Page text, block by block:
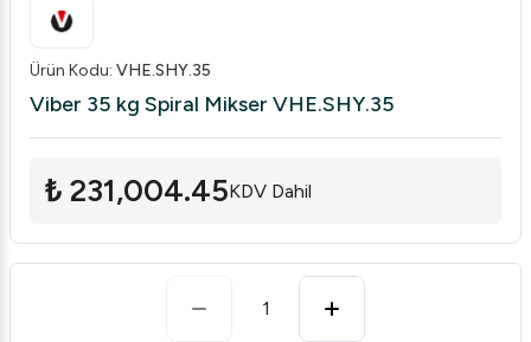
Ürün Kodu: VHE.SHY.35
Viber 35 kg Spiral Mikser VHE.SHY.35
₺ 231,004.45KDV Dahil
1